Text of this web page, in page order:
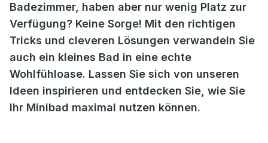
Badezimmer, haben aber nur wenig Platz zur
Verfügung? Keine Sorge! Mit den richtigen
Tricks und cleveren Lösungen verwandeln Sie
auch ein kleines Bad in eine echte
Wohlfühloase. Lassen Sie sich von unseren
Ideen inspirieren und entdecken Sie, wie Sie
Ihr Minibad maximal nutzen können.